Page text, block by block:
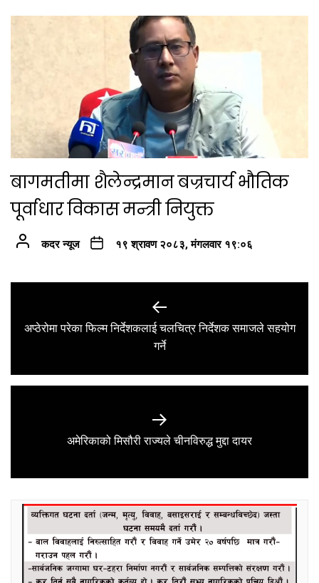
बागमतीमा शैलेन्द्रमान बज्रचार्य भौतिक
पूर्वाधार विकास मन्त्री नियुक्त
कदर न्यूज १९ श्रावण २०८३, मंगलवार १९:०६
navigation
Previous
post:
अप्ठेरोमा परेका फिल्म निर्देशकलाई चलचित्र निर्देशक समाजले सहयोग
गर्ने
Next
अमेरिकाको मिसौरी राज्यले चीनविरुद्ध मुद्दा दायर